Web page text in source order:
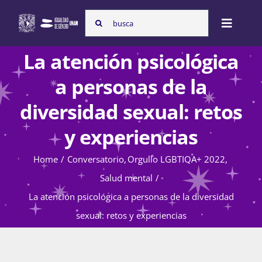
content
Search
for:
Toggle
Inicio
Nosotras
Programas
Atención de la violencia de género
La atención psicológica
a personas de la
diversidad sexual: retos
y experiencias
Home Conversatorio Orgullo LGBTIQA+ 2022
Salud mental
La atención psicológica a personas de la diversidad
sexual: retos y experiencias